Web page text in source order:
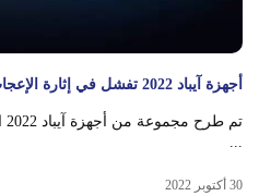
أجهزة آيباد 2022 تفشل في إثارة الإعجاب
...
30 أكتوبر 2022